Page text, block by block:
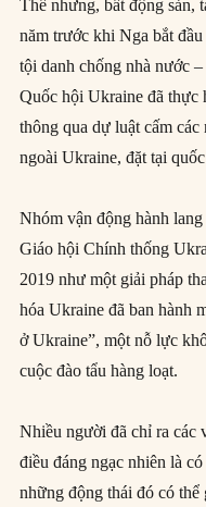
Thế nhưng, bất động sản,
năm trước khi Nga bắt
tội danh chống nhà nước
Quốc hội Ukraine đã thực
thông qua dự luật cấm
ngoài Ukraine, đặt tại
Nhóm vận động hành
Giáo hội Chính thống
2019 như một giải pháp
hóa Ukraine đã ban hành
ở Ukraine”, một nỗ lực
cuộc đào tẩu hàng loạt.
Nhiều người đã chỉ ra các
điều đáng ngạc nhiên là
những động thái đó có